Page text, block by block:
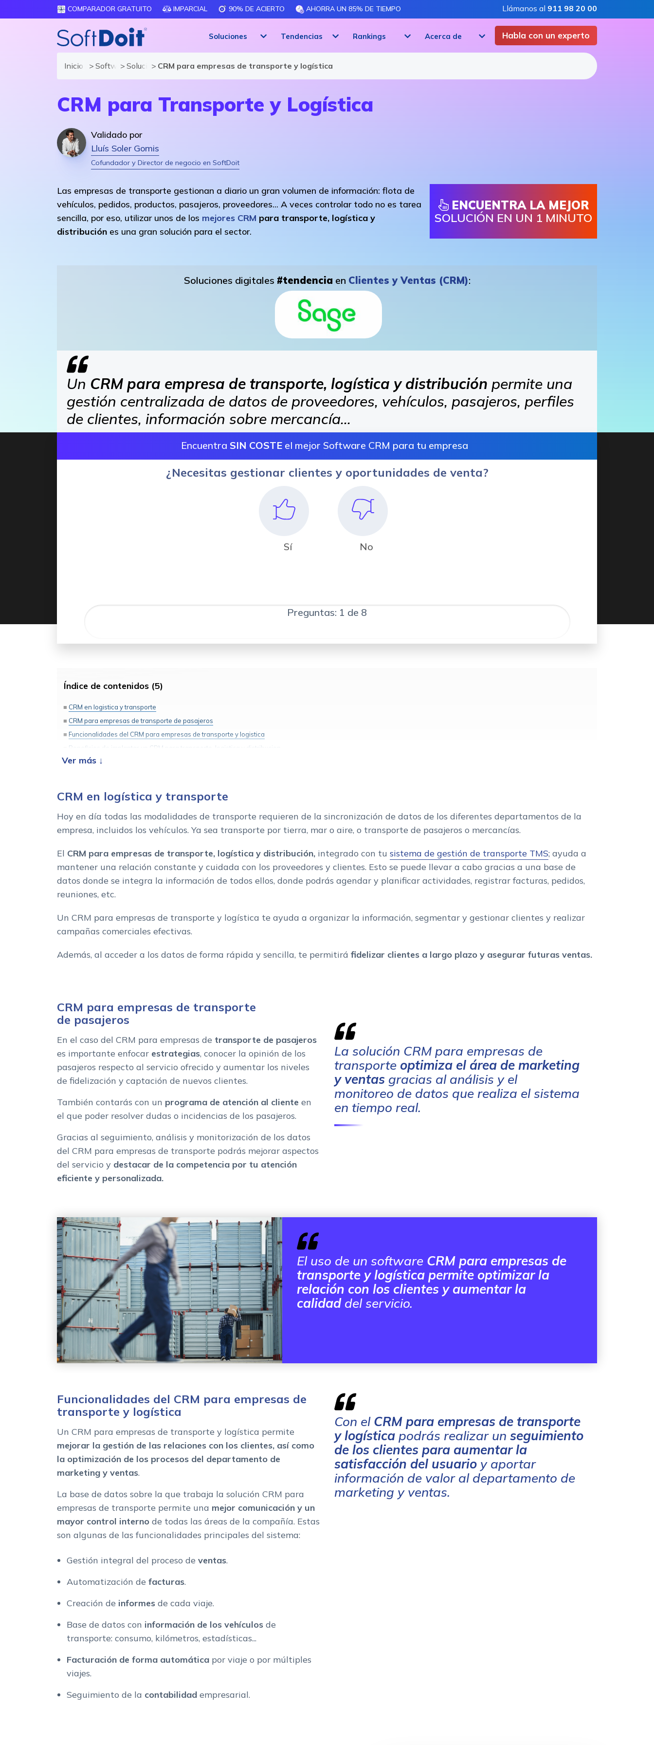
COMPARADOR GRATUITO IMPARCIAL 90% DE ACIERTO AHORRA UN 85% DE TIEMPO Llámanos al 911 98 20 00
Habla con un experto
Soluciones Tendencias Rankings Acerca de
Inicio Software CRMSoluciones y módulos de Software CRM
CRM para empresas de transporte y logística
CRM para Transporte y Logística
Validado por
Lluís Soler Gomis
Cofundador y Director de negocio en SoftDoit
ENCUENTRA LA MEJOR
SOLUCIÓN EN UN 1 MINUTO
Las empresas de transporte gestionan a diario un gran volumen de información: flota de
vehículos, pedidos, productos, pasajeros, proveedores... A veces controlar todo no es tarea
sencilla, por eso, utilizar unos de los mejores CRM para transporte, logística y
distribución es una gran solución para el sector.
Soluciones digitales #tendenciaen Clientes y Ventas (CRM):
Un CRM para empresa de transporte, logística y distribución permite una
gestión centralizada de datos de proveedores, vehículos, pasajeros, perfiles
de clientes, información sobre mercancía...
Encuentra SIN COSTE el mejor Software CRM para tu empresa
¿Necesitas gestionar clientes y oportunidades de venta?
Sí No
Preguntas: 1 de 8
Índice de contenidos (5)
CRM en logistica y transporte
CRM para empresas de transporte de pasajeros
Funcionalidades del CRM para empresas de transporte y logistica
Beneficios de implantar un CRM para transporte, logistica y distribucion
Cual es el mejor CRM para logistica y transporte
CRM en logística y transporte
Hoy en día todas las modalidades de transporte requieren de la sincronización de datos de los diferentes departamentos de la
empresa, incluidos los vehículos. Ya sea transporte por tierra, mar o aire, o transporte de pasajeros o mercancías.
El CRM para empresas de transporte, logística y distribución, integrado con tu sistema de gestión de transporte TMS; ayuda a
mantener una relación constante y cuidada con los proveedores y clientes. Esto se puede llevar a cabo gracias a una base de
datos donde se integra la información de todos ellos, donde podrás agendar y planificar actividades, registrar facturas, pedidos,
reuniones, etc.
Un CRM para empresas de transporte y logística te ayuda a organizar la información, segmentar y gestionar clientes y realizar
campañas comerciales efectivas.
Además, al acceder a los datos de forma rápida y sencilla, te permitirá fidelizar clientes a largo plazo y asegurar futuras ventas.
CRM para empresas de transporte
de pasajeros
En el caso del CRM para empresas de transporte de pasajeros
es importante enfocar estrategias, conocer la opinión de los
pasajeros respecto al servicio ofrecido y aumentar los niveles
de fidelización y captación de nuevos clientes.
También contarás con un programa de atención al cliente en
el que poder resolver dudas o incidencias de los pasajeros.
Gracias al seguimiento, análisis y monitorización de los datos
del CRM para empresas de transporte podrás mejorar aspectos
del servicio y destacar de la competencia por tu atención
eficiente y personalizada.
La solución CRM para empresas de
transporte optimiza el área de marketing
y ventas gracias al análisis y el
monitoreo de datos que realiza el sistema
en tiempo real.
El uso de un software CRM para empresas de
transporte y logística permite optimizar la
relación con los clientes y aumentar la
calidad del servicio.
Funcionalidades del CRM para empresas de
transporte y logística
Un CRM para empresas de transporte y logística permite
mejorar la gestión de las relaciones con los clientes, así como
la optimización de los procesos del departamento de
marketing y ventas.
La base de datos sobre la que trabaja la solución CRM para
empresas de transporte permite una mejor comunicación y un
mayor control interno de todas las áreas de la compañía. Estas
son algunas de las funcionalidades principales del sistema:
Gestión integral del proceso de ventas.
Automatización de facturas.
Creación de informes de cada viaje.
Base de datos con información de los vehículos de
transporte: consumo, kilómetros, estadísticas...
Facturación de forma automática por viaje o por múltiples
viajes.
Seguimiento de la contabilidad empresarial.
Con el CRM para empresas de transporte
y logística podrás realizar un seguimiento
de los clientes para aumentar la
satisfacción del usuario y aportar
información de valor al departamento de
marketing y ventas.